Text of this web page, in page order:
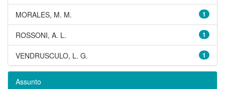
1
MORALES, M. M.
1
ROSSONI, A. L.
1
VENDRUSCULO, L. G.
Assunto